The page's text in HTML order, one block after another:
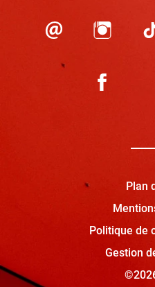
Plan
Politique de
Gestion